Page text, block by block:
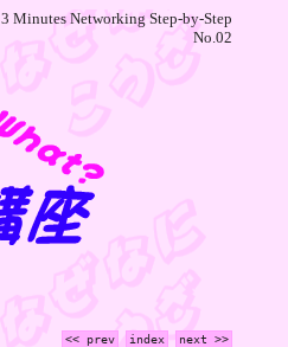
3 Minutes Networking Step-by-Step
No.02
<< prev index next >>